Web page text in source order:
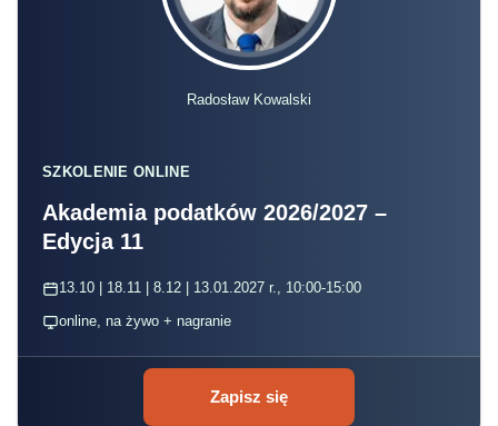
Radosław Kowalski
SZKOLENIE ONLINE
Akademia podatków 2026/2027 –
Edycja 11
13.10 | 18.11 | 8.12 | 13.01.2027 r., 10:00-15:00
online, na żywo + nagranie
Zapisz się